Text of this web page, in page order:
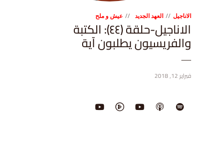
الاناجيل العهد الجديد عيش و ملح
الاناجيل-حلقة (٤٤): الكتبة
والفريسيون يطلبون آية
فبراير 12, 2018